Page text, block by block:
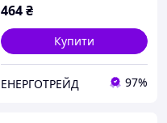
464₴
Купити
ЕНЕРГОТРЕЙД 97%